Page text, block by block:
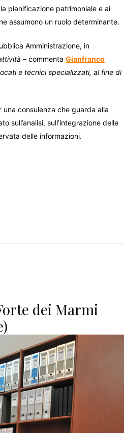
pianificazione patrimoniale e ai
assumono un ruolo determinante.
Amministrazione, in
– commenta Gianfranco
e tecnici specializzati, al fine di
consulenza che guarda alla
sull’analisi, sull’integrazione delle
delle informazioni.
dei Marmi